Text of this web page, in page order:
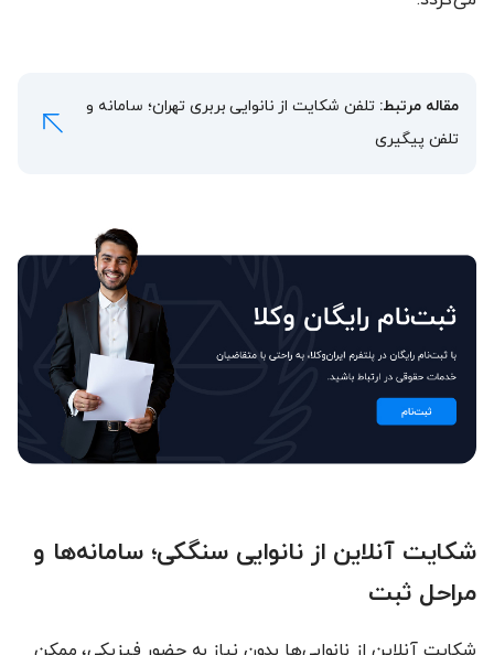
مقاله مرتبط:تلفن شکایت از نانوایی بربری تهران؛ سامانه و
تلفن پیگیری
شکایت آنلاین از نانوایی سنگکی؛ سامانه‌ها و
مراحل ثبت